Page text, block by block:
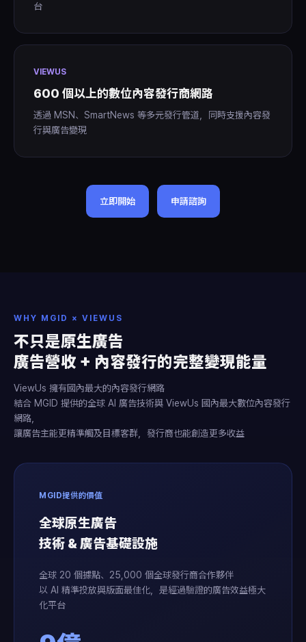
台
VIEWUS
600 個以上的數位內容發行商網路
透過 MSN、SmartNews 等多元發行管道，同時支援內容發
行與廣告變現
立即開始 申請諮詢
WHY MGID × VIEWUS
不只是原生廣告
廣告營收 + 內容發行的完整變現能量
ViewUs 擁有國內最大的內容發行網路
結合 MGID 提供的全球 AI 廣告技術與 ViewUs 國內最大數位內容發行
網路，
讓廣告主能更精準觸及目標客群，發行商也能創造更多收益
MGID提供的價值
全球原生廣告
技術 & 廣告基礎設施
全球 20 個據點、25,000 個全球發行商合作夥伴
以 AI 精準投放與版面最佳化，是經過驗證的廣告效益極大
化平台